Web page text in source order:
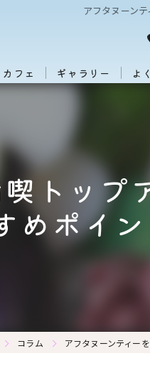
アフタヌーン
カフェ ギャラリー よ
トップ
めポイ
コラム アフタヌーンティー